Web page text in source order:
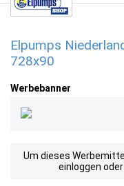
Elpumps
728x90
Werbebanner
Um dieses
einloggen